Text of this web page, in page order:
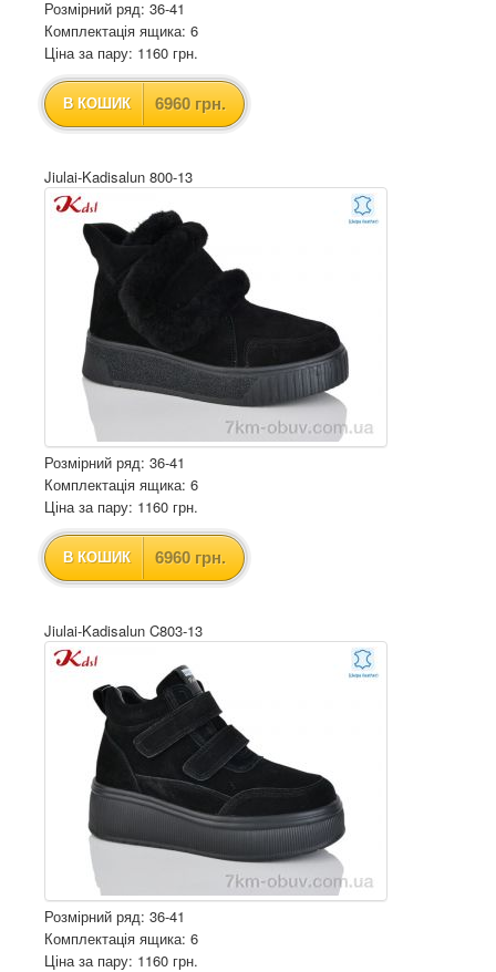
Розмірний ряд: 36-41
Комплектація ящика: 6
Ціна за пару: 1160 грн.
В КОШИК 6960 грн.
Jiulai-Kadisalun 800-13
Розмірний ряд: 36-41
Комплектація ящика: 6
Ціна за пару: 1160 грн.
В КОШИК 6960 грн.
Jiulai-Kadisalun C803-13
Розмірний ряд: 36-41
Комплектація ящика: 6
Ціна за пару: 1160 грн.